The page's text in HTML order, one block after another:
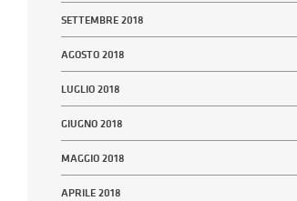
SETTEMBRE 2018
AGOSTO 2018
LUGLIO 2018
GIUGNO 2018
MAGGIO 2018
APRILE 2018